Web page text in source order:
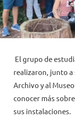
El grupo de
realizaron, junto a
Archivo y al
conocer más
sus instalaciones.